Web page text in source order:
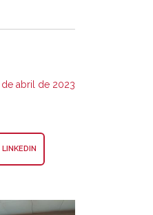
de abril de 2023
LINKEDIN